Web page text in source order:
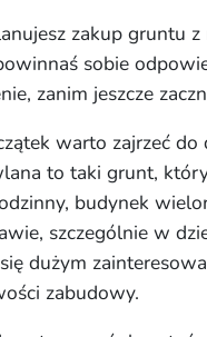
zakup gruntu
sobie
zanim jeszcze
warto zajrzeć
to taki grunt,
budynek
szczególnie w
dużym
zabudowy.